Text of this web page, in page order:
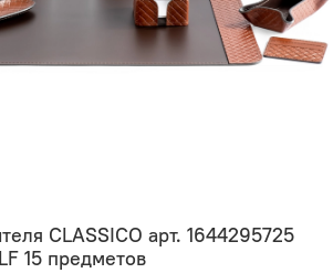
CLASSICO арт. 1644295725
15 предметов